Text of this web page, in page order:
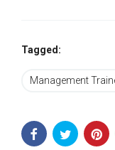
Tagged:
Management